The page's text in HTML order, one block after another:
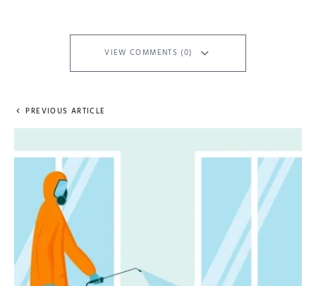
VIEW COMMENTS (0)
PREVIOUS ARTICLE